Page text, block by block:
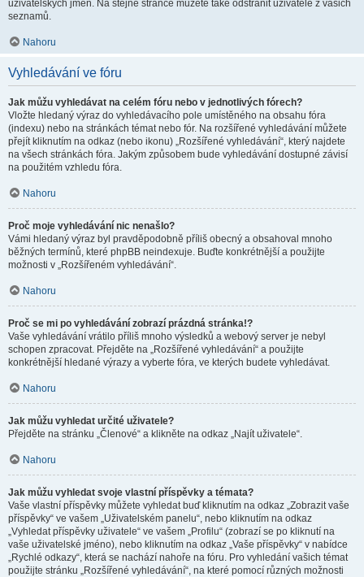
uživatelských jmen. Na stejné stránce můžete také odstranit uživatele z vašich
seznamů.
Nahoru
Vyhledávání ve fóru
Jak můžu vyhledávat na celém fóru nebo v jednotlivých fórech?
Vložte hledaný výraz do vyhledávacího pole umístěného na obsahu fóra
(indexu) nebo na stránkách témat nebo fór. Na rozšířené vyhledávání můžete
přejít kliknutím na odkaz (nebo ikonu) „Rozšířené vyhledávání“, který najdete
na všech stránkách fóra. Jakým způsobem bude vyhledávání dostupné závisí
na použitém vzhledu fóra.
Nahoru
Proč moje vyhledávání nic nenašlo?
Vámi hledaný výraz byl pravděpodobně příliš obecný a obsahoval mnoho
běžných termínů, které phpBB neindexuje. Buďte konkrétnější a použijte
možnosti v „Rozšířeném vyhledávání“.
Nahoru
Proč se mi po vyhledávání zobrazí prázdná stránka!?
Vaše vyhledávání vrátilo příliš mnoho výsledků a webový server je nebyl
schopen zpracovat. Přejděte na „Rozšířené vyhledávání“ a použijte
konkrétnější hledané výrazy a vyberte fóra, ve kterých budete vyhledávat.
Nahoru
Jak můžu vyhledat určité uživatele?
Přejděte na stránku „Členové“ a klikněte na odkaz „Najít uživatele“.
Nahoru
Jak můžu vyhledat svoje vlastní příspěvky a témata?
Vaše vlastní příspěvky můžete vyhledat buď kliknutím na odkaz „Zobrazit vaše
příspěvky“ ve vašem „Uživatelském panelu“, nebo kliknutím na odkaz
„Vyhledat příspěvky uživatele“ ve vašem „Profilu“ (zobrazí se po kliknutí na
vaše uživatelské jméno), nebo kliknutím na odkaz „Vaše příspěvky“ v nabídce
„Rychlé odkazy“, která se nachází nahoře na fóru. Pro vyhledání vašich témat
použijte stránku „Rozšířené vyhledávání“, na které pomocí různých možnosti